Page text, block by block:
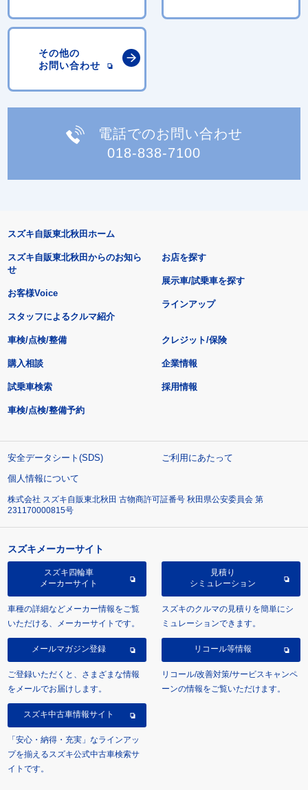
その他の
お問い合わせ
電話でのお問い合わせ
018-838-7100
スズキ自販東北秋田ホーム
スズキ自販東北秋田からのお知ら
せ
お客様Voice
スタッフによるクルマ紹介
お店を探す
展示車/試乗車を探す
ラインアップ
車検/点検/整備 クレジット/保険
購入相談
試乗車検索
車検/点検/整備予約
企業情報
採用情報
安全データシート(SDS)
ご利用にあたって
個人情報について
株式会社 スズキ自販東北秋田 古物商許可証番号 秋田県公安委員会 第
231170000815号
スズキメーカーサイト
スズキ四輪車
メーカーサイト
車種の詳細などメーカー情報をご覧
いただける、メーカーサイトです。
見積り
シミュレーション
スズキのクルマの見積りを簡単にシ
ミュレーションできます。
メールマガジン登録
ご登録いただくと、さまざまな情報
をメールでお届けします。
リコール等情報
リコール/改善対策/サービスキャンペ
ーンの情報をご覧いただけます。
スズキ中古車情報サイト
「安心・納得・充実」なラインアッ
プを揃えるスズキ公式中古車検索サ
イトです。